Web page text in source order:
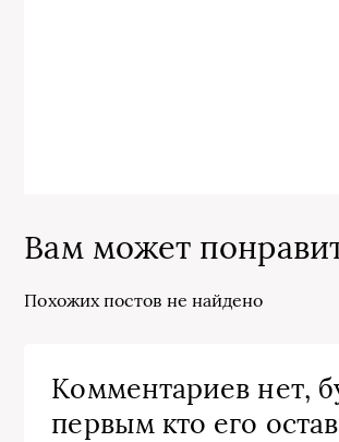
Вам может
Похожих постов не найдено
Комментариев нет,
первым кто его